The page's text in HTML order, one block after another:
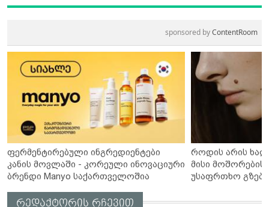
sponsored byContentRoom
ფერმენტირებული ინგრედიენტები
კანის მოვლაში - კორეული ინოვაციური
ბრენდი Manyo საქართველოშია
როდის არის
მისი მოშორების
უსაფრთხო გზები
რედაქტორის რჩევით